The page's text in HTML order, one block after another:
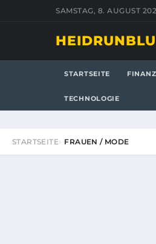
SAMSTAG, 8. AUGUST
STARTSEITE
TECHNOLOGIE
STARTSEITE FRAUEN / MODE